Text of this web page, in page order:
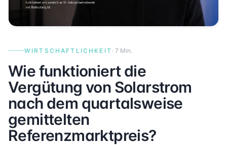
WIRTSCHAFTLICHKEIT · 7 Min.
Wie funktioniert die
Vergütung von Solarstrom
nach dem quartalsweise
gemittelten
Referenzmarktpreis?